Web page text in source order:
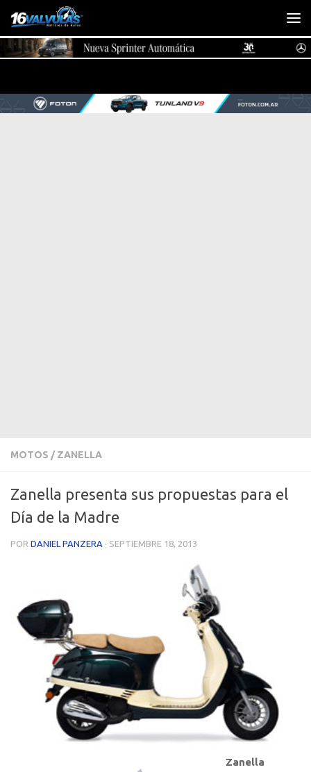
Saltar al contenido
MOTOS / ZANELLA
Zanella presenta sus propuestas para el
Día de la Madre
POR DANIEL PANZERA · SEPTIEMBRE 18, 2013
Zanella